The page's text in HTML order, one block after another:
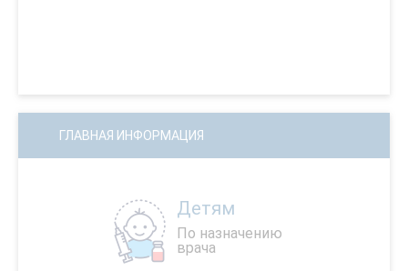
ГЛАВНАЯ ИНФОРМАЦИЯ
Детям
По назначению
врача